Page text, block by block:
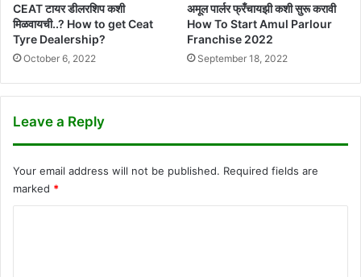
CEAT टायर डीलरशिप कशी
मिळवायची..? How to get Ceat
Tyre Dealership?
October 6, 2022
अमूल पार्लर फ्रँचायझी कशी सुरू करावी
How To Start Amul Parlour
Franchise 2022
September 18, 2022
Leave a Reply
Your email address will not be published. Required fields are
marked *